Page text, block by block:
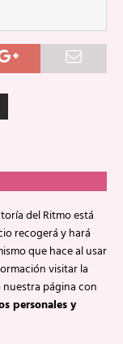
del Ritmo está
recogerá y hará
que hace al usar
visitar la
página con
personales y